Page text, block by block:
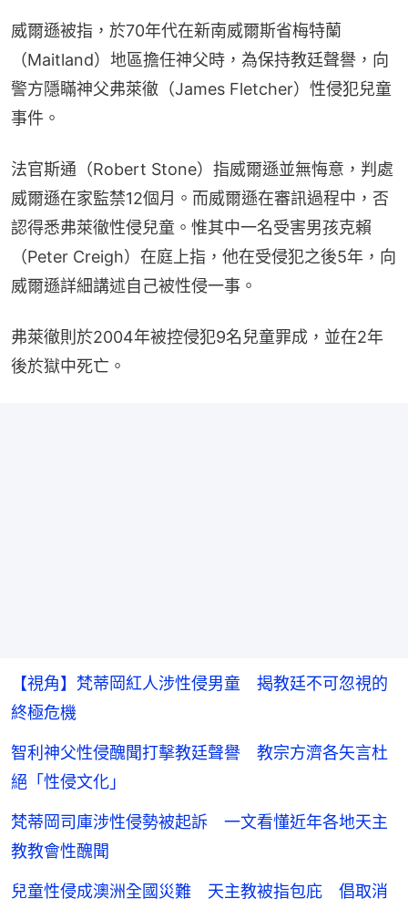
威爾遜被指，於70年代在新南威爾斯省梅特蘭
（Maitland）地區擔任神父時，為保持教廷聲譽，向
警方隱瞞神父弗萊徹（James Fletcher）性侵犯兒童
事件。
法官斯通（Robert Stone）指威爾遜並無悔意，判處
威爾遜在家監禁12個月。而威爾遜在審訊過程中，否
認得悉弗萊徹性侵兒童。惟其中一名受害男孩克賴
（Peter Creigh）在庭上指，他在受侵犯之後5年，向
威爾遜詳細講述自己被性侵一事。
弗萊徹則於2004年被控侵犯9名兒童罪成，並在2年
後於獄中死亡。
【視角】梵蒂岡紅人涉性侵男童 揭教廷不可忽視的
終極危機
智利神父性侵醜聞打擊教廷聲譽 教宗方濟各矢言杜
絕「性侵文化」
梵蒂岡司庫涉性侵勢被起訴 一文看懂近年各地天主
教教會性醜聞
兒童性侵成澳洲全國災難 天主教被指包庇 倡取消